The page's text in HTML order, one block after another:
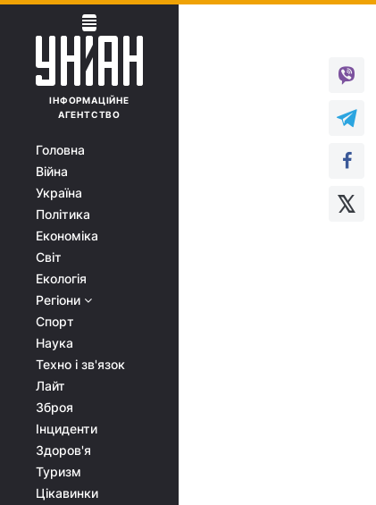
ІНФОРМАЦІЙНЕ
АГЕНТСТВО
Головна
Війна
Україна
Політика
Економіка
Світ
Екологія
Регіони
Спорт
Наука
Техно і зв'язок
Лайт
Зброя
Інциденти
Здоров'я
Туризм
Цікавинки